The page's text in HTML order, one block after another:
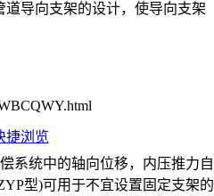
导向支架的设计，使导向支架
捷浏览
系统中的轴向位移，内压推力自
型)可用于不宜设置固定支架的